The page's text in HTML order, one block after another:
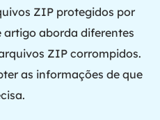
ZIP protegidos por
artigo aborda diferentes
ZIP corrompidos.
as informações de que